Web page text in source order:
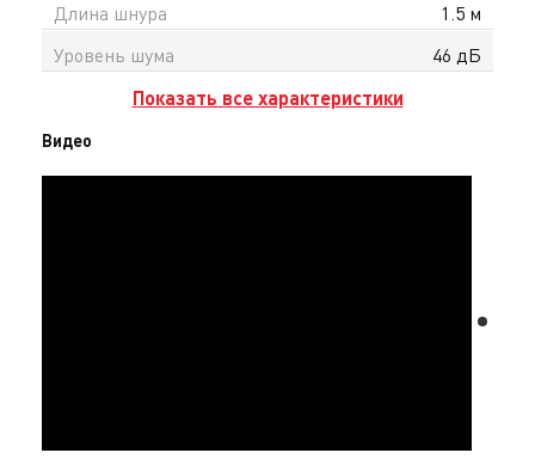
Длина шнура
1.5 м
Уровень шума
46 дБ
Показать все характеристики
Видео